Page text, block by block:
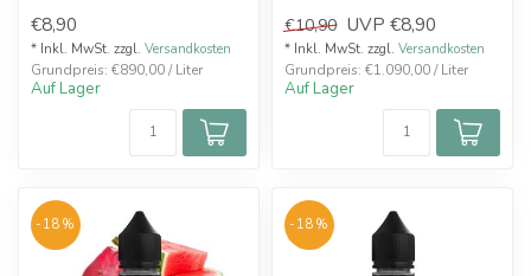
alle Dampfe...
€8,90
* Inkl. MwSt. zzgl. Versandkosten
Grundpreis: €890,00 / Liter
Auf Lager
€10,90 UVP €8,90
* Inkl. MwSt. zzgl. Versandkosten
Grundpreis: €1.090,00 / Liter
Auf Lager
-18% -18%